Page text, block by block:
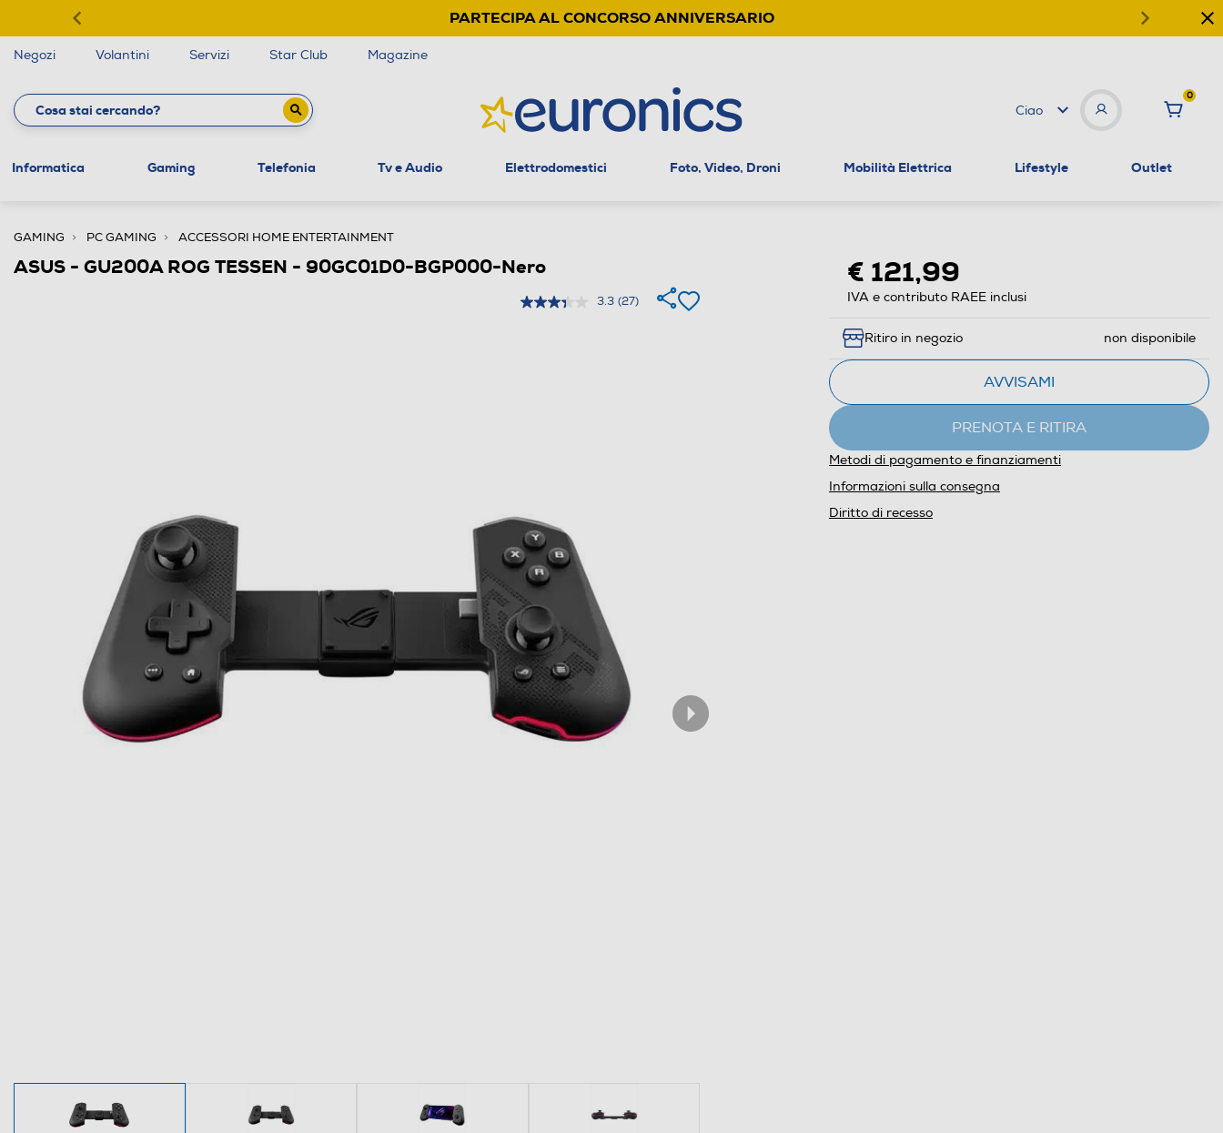
PARTECIPA AL CONCORSO ANNIVERSARIO
Negozi Volantini Servizi Star Club Magazine
Ciao
0
Informatica Gaming Telefonia Tv e Audio Elettrodomestici Foto, Video, Droni Mobilità Elettrica Lifestyle Outlet
GAMING PC GAMING ACCESSORI HOME ENTERTAINMENT
ASUS - GU200A ROG TESSEN - 90GC01D0-BGP000-Nero
3.3 (27)
€ 121,99
IVA e contributo RAEE inclusi
Ritiro in negozio non disponibile
AVVISAMI
PRENOTA E RITIRA
Metodi di pagamento e finanziamenti
Informazioni sulla consegna
Diritto di recesso